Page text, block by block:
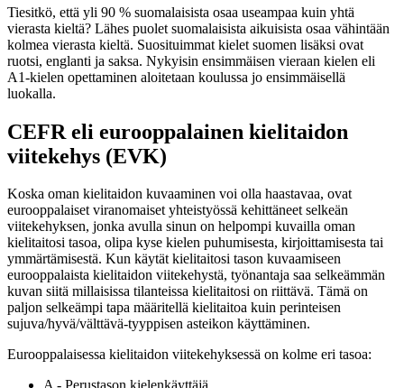
Tiesitkö, että yli 90 % suomalaisista osaa useampaa kuin yhtä
vierasta kieltä? Lähes puolet suomalaisista aikuisista osaa vähintään
kolmea vierasta kieltä. Suosituimmat kielet suomen lisäksi ovat
ruotsi, englanti ja saksa. Nykyisin ensimmäisen vieraan kielen eli
A1-kielen opettaminen aloitetaan koulussa jo ensimmäisellä
luokalla.
CEFR eli eurooppalainen kielitaidon
viitekehys (EVK)
Koska oman kielitaidon kuvaaminen voi olla haastavaa, ovat
eurooppalaiset viranomaiset yhteistyössä kehittäneet selkeän
viitekehyksen, jonka avulla sinun on helpompi kuvailla oman
kielitaitosi tasoa, olipa kyse kielen puhumisesta, kirjoittamisesta tai
ymmärtämisestä. Kun käytät kielitaitosi tason kuvaamiseen
eurooppalaista kielitaidon viitekehystä, työnantaja saa selkeämmän
kuvan siitä millaisissa tilanteissa kielitaitosi on riittävä. Tämä on
paljon selkeämpi tapa määritellä kielitaitoa kuin perinteisen
sujuva/hyvä/välttävä-tyyppisen asteikon käyttäminen.
Eurooppalaisessa kielitaidon viitekehyksessä on kolme eri tasoa: